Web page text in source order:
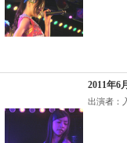
2011年6
出演者：